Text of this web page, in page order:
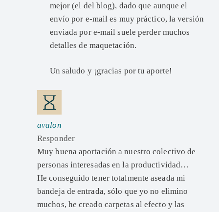
mejor (el del blog), dado que aunque el
envío por e-mail es muy práctico, la versión
enviada por e-mail suele perder muchos
detalles de maquetación.
Un saludo y ¡gracias por tu aporte!
avalon
Responder
Muy buena aportación a nuestro colectivo de
personas interesadas en la productividad…
He conseguido tener totalmente aseada mi
bandeja de entrada, sólo que yo no elimino
muchos, he creado carpetas al efecto y las